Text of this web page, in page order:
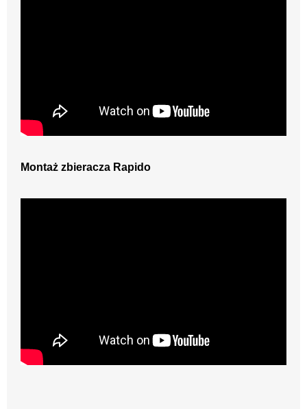
Montaż zbieracza Rapido